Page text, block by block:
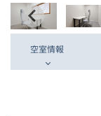
空室情報